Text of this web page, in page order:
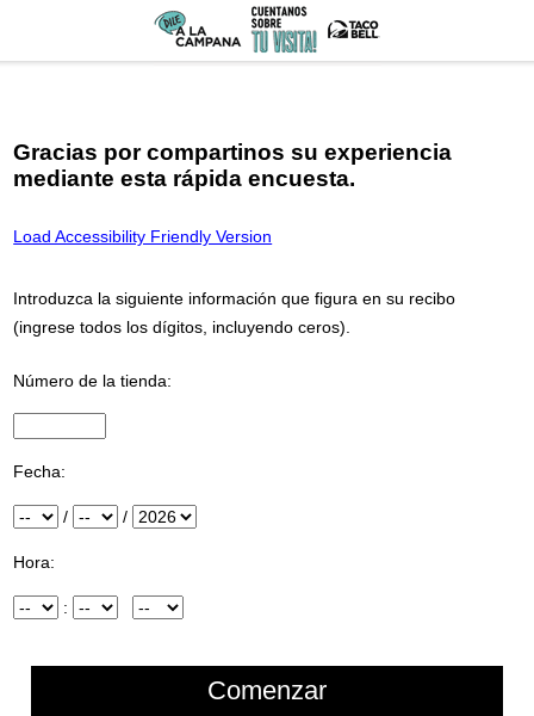
Gracias por compartinos su experiencia
mediante esta rápida encuesta.
Load Accessibility Friendly Version
Introduzca la siguiente información que figura en su recibo
(ingrese todos los dígitos, incluyendo ceros).
Número de la tienda:
Fecha:
Mes / Día / Año
Hora:
Hora : Minuto AM/PM